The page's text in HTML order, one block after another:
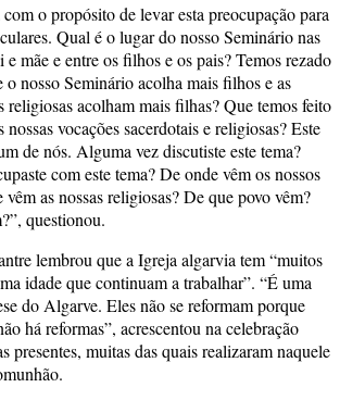
com o propósito de levar esta preocupação para
Qual é o lugar do nosso Seminário nas
e mãe e entre os filhos e os pais? Temos rezado
o nosso Seminário acolha mais filhos e as
religiosas acolham mais filhas? Que temos feito
vocações sacerdotais e religiosas? Este
de nós. Alguma vez discutiste este tema?
com este tema? De onde vêm os nossos
vêm as nossas religiosas? De que povo vêm?
questionou.
lembrou que a Igreja algarvia tem “muitos
idade que continuam a trabalhar”. “É uma
do Algarve. Eles não se reformam porque
há reformas”, acrescentou na celebração
presentes, muitas das quais realizaram naquele